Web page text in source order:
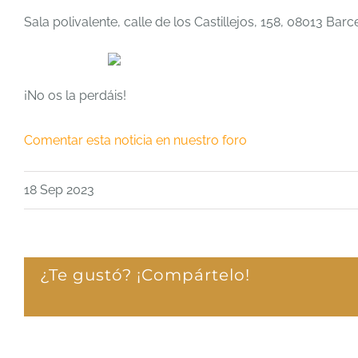
Sala polivalente, calle de los Castillejos, 158, 08013
¡No os la perdáis!
Comentar esta noticia en nuestro foro
18 Sep 2023
¿Te gustó? ¡Compártelo!